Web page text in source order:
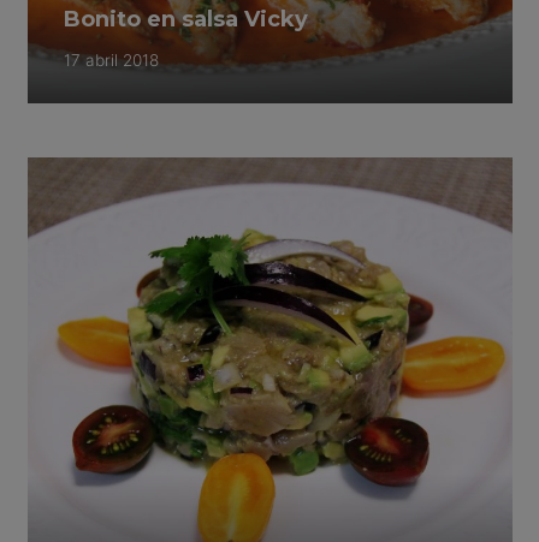
Bonito en salsa Vicky
17 abril 2018